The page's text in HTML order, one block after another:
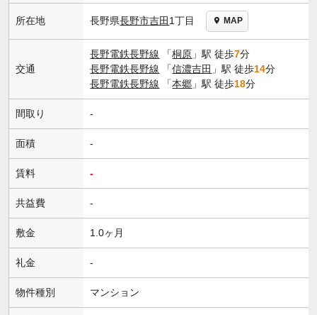
所在地 長野県長野市吉田 1丁目 MAP
交通
長野電鉄長野線 「桐原 」駅 徒歩7分
長野電鉄長野線 「信濃吉田 」駅 徒歩14分
長野電鉄長野線 「本郷 」駅 徒歩18分
間取り -
面積 -
賃料 -
共益費 -
敷金 1.0ヶ月
礼金 -
物件種別 マンション